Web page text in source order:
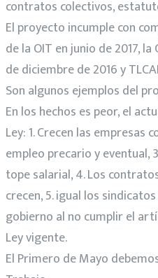
contratos colectivos,
El proyecto incumple con
de la OIT en junio de 2017,
de diciembre de 2016 y
Son algunos ejemplos del
En los hechos es peor, el
Ley: 1. Crecen las empresas
empleo precario y eventual,
tope salarial, 4. Los
crecen, 5. igual los
gobierno al no cumplir el
Ley vigente.
El Primero de Mayo